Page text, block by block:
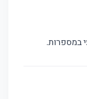
במספרות.